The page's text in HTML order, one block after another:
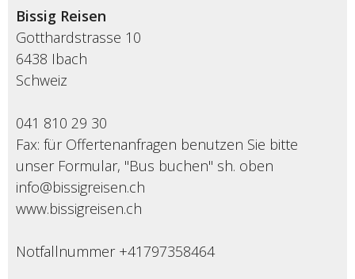
Bissig Reisen
Gotthardstrasse 10
6438 Ibach
Schweiz
041 810 29 30
Fax: für Offertenanfragen benutzen Sie bitte
unser Formular, "Bus buchen" sh. oben
info@bissigreisen.ch
www.bissigreisen.ch
Notfallnummer +41797358464